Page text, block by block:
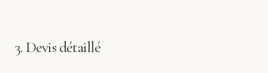
3. Devis détaillé